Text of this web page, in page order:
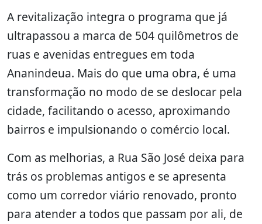
A revitalização integra o programa que já
ultrapassou a marca de 504 quilômetros de
ruas e avenidas entregues em toda
Ananindeua. Mais do que uma obra, é uma
transformação no modo de se deslocar pela
cidade, facilitando o acesso, aproximando
bairros e impulsionando o comércio local.
Com as melhorias, a Rua São José deixa para
trás os problemas antigos e se apresenta
como um corredor viário renovado, pronto
para atender a todos que passam por ali, de